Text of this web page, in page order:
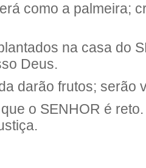
como a palmeira;
na casa do
Deus.
darão frutos; serão
o SENHOR é